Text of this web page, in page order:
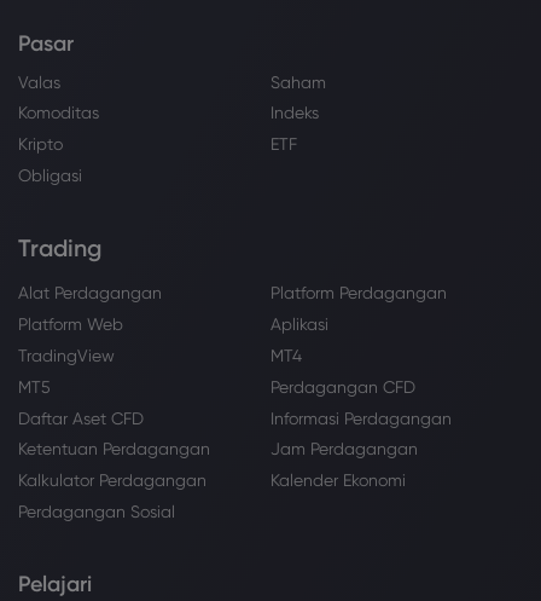
Pasar
Valas
Saham
Komoditas
Indeks
Kripto
ETF
Obligasi
Trading
Alat Perdagangan
Platform Perdagangan
Platform Web
Aplikasi
TradingView
MT4
MT5
Perdagangan CFD
Daftar Aset CFD
Informasi Perdagangan
Ketentuan Perdagangan
Jam Perdagangan
Kalkulator Perdagangan
Kalender Ekonomi
Perdagangan Sosial
Pelajari